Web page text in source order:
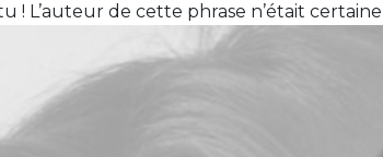
! L’auteur de cette phrase n’était